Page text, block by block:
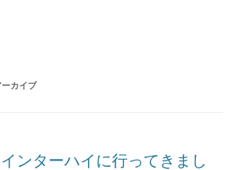
ーカイブ
ンターハイに行ってきまし